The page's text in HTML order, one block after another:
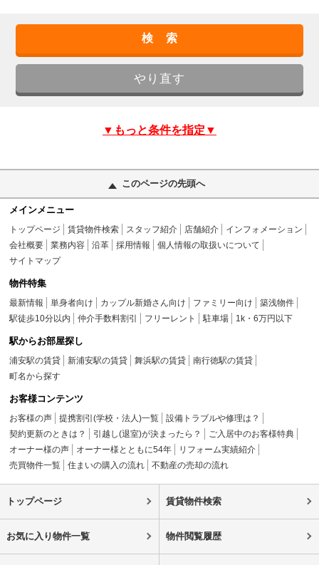
▼もっと条件を指定▼
このページの先頭へ
メインメニュー
トップページ 賃貸物件検索 スタッフ紹介 店舗紹介
インフォメーション
会社概要
業務内容 沿革 採用情報
個人情報の取扱いについて
サイトマップ
物件特集
最新情報 単身者向け カップル新婚さん向け ファミリー向け
築浅物件
駅徒歩10分以内
仲介手数料割引 フリーレント 駐車場 1k・6万円以下
駅からお部屋探し
浦安駅の賃貸 新浦安駅の賃貸 舞浜駅の賃貸
南行徳駅の賃貸
町名から探す
お客様コンテンツ
お客様の声 提携割引(学校・法人)一覧
設備トラブルや修理は？
契約更新のときは？
引越し(退室)が決まったら？
ご入居中のお客様特典
オーナー様の声
オーナー様とともに54年
リフォーム実績紹介
売買物件一覧
住まいの購入の流れ 不動産の売却の流れ
トップページ 賃貸物件検索
お気に入り物件一覧 物件閲覧履歴